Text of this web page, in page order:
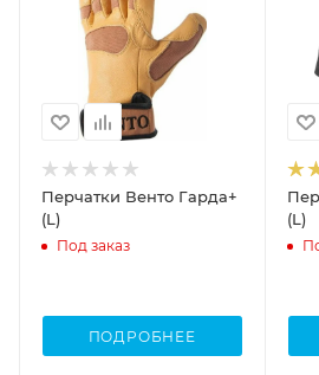
Перчатки Венто Гарда+
(L)
Под заказ
ПОДРОБНЕЕ
(L)